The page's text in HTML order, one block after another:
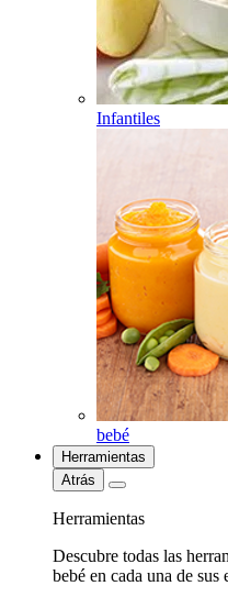
Infantiles
bebé
Herramientas
Atrás
Herramientas
Descubre todas las
bebé en cada una de sus